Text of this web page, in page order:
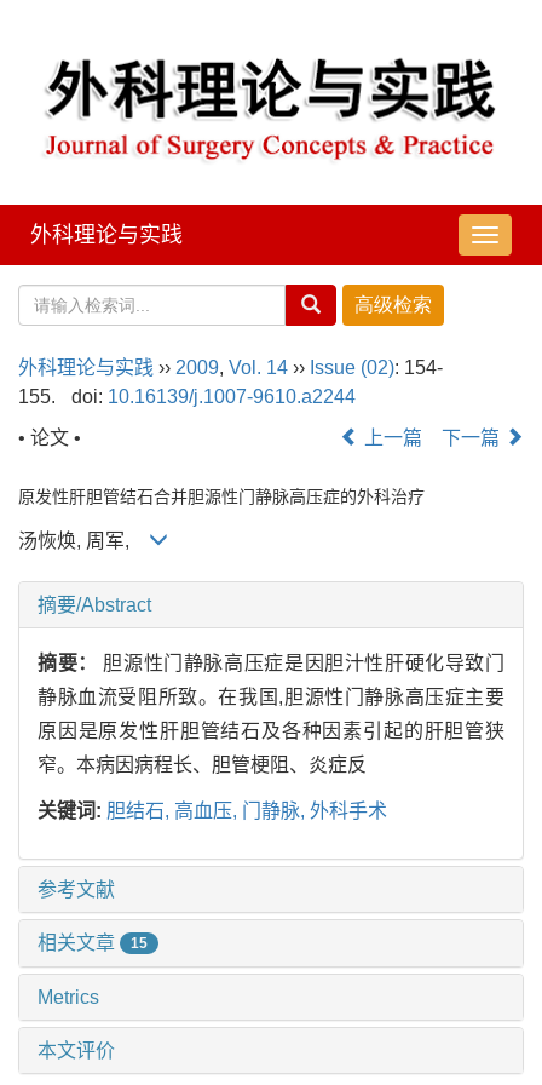
导
航
外科理论与实践
外科理论与实践 ›› 2009, Vol. 14 ›› Issue (02): 154-
155.
doi: 10.16139/j.1007-9610.a2244
• 论文 •
上一篇 下一篇
原发性肝胆管结石合并胆源性门静脉高压症的外科治疗
汤恢焕, 周军,
摘要/Abstract
摘要： 胆源性门静脉高压症是因胆汁性肝硬化导致门
静脉血流受阻所致。在我国,胆源性门静脉高压症主要
原因是原发性肝胆管结石及各种因素引起的肝胆管狭
窄。本病因病程长、胆管梗阻、炎症反
关键词: 胆结石, 高血压, 门静脉, 外科手术
参考文献
相关文章 15
Metrics
本文评价